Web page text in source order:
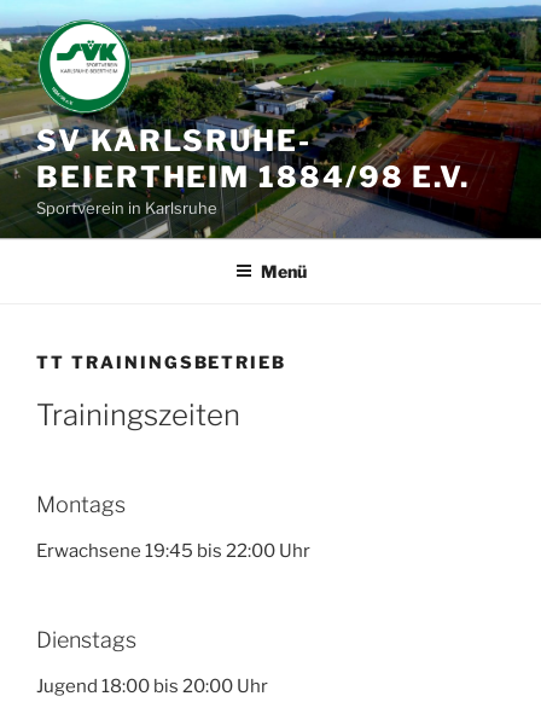
Zum
Inhalt
springen
SV KARLSRUHE-
BEIERTHEIM 1884/98 E.V.
Sportverein in Karlsruhe
Menü
TT TRAININGSBETRIEB
Trainingszeiten
Montags
Erwachsene 19:45 bis 22:00 Uhr
Dienstags
Jugend 18:00 bis 20:00 Uhr